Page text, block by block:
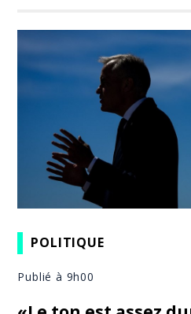
POLITIQUE
Publié à 9h00